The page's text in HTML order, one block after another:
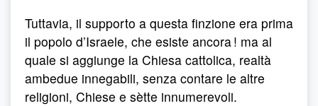
Tuttavia, il supporto a questa finzione era prima
il popolo d’Israele, che esiste ancora ! ma al
quale si aggiunge la Chiesa cattolica, realtà
ambedue innegabili, senza contare le altre
religioni, Chiese e sètte innumerevoli.